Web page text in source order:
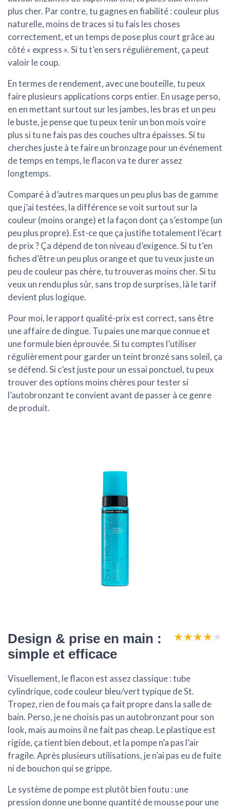
plus cher. Par contre, tu gagnes enfiabilité: couleur plus
naturelle, moins de traces si tu fais les choses
correctement, et un temps de pose plus court grâce au
côté « express ». Si tu t’en sers régulièrement, ça peut
valoir le coup.
En termes derendement, avec une bouteille, tu peux
faire plusieurs applications corps entier. En usage perso,
en en mettant surtout sur les jambes, les bras et un peu
le buste, je pense que tu peux tenir un bon mois voire
plus si tu ne fais pas des couches ultra épaisses. Si tu
cherches juste à te faire un bronzage pour un événement
de temps en temps, le flacon va te durer assez
longtemps.
Comparé à d’autres marques un peu plus bas de gamme
que j’ai testées, la différence se voit surtout sur la
couleur (moins orange) et la façon dont ça s’estompe (un
peu plus propre). Est-ce que ça justifie totalement l’écart
de prix ? Ça dépend de ton niveau d’exigence. Si tu t’en
fiches d’être un peu plus orange et que tu veux juste un
peu de couleur pas chère, tu trouveras moins cher. Si tu
veux un rendu plus sûr, sans trop de surprises, là le tarif
devient plus logique.
Pour moi, lerapport qualité-prix est correct, sans être
une affaire de dingue. Tu paies une marque connue et
une formule bien éprouvée. Si tu comptes l’utiliser
régulièrement pour garder un teint bronzé sans soleil, ça
se défend. Si c’est juste pour un essai ponctuel, tu peux
trouver des options moins chères pour tester si
l’autobronzant te convient avant de passer à ce genre
de produit.
Design & prise en main :
simple et efficace
★★★★★
★★★★★
Visuellement, le flacon est assez classique : tube
cylindrique, code couleur bleu/vert typique de St.
Tropez, rien de fou mais ça fait propre dans la salle de
bain. Perso, je ne choisis pas un autobronzant pour son
look, mais au moins il ne fait pas cheap. Le plastique est
rigide, ça tient bien debout, et la pompe n’a pas l’air
fragile. Après plusieurs utilisations, je n’ai pas eu de fuite
ni de bouchon qui se grippe.
Lesystème de pompeest plutôt bien foutu : une
pression donne une bonne quantité de mousse pour une